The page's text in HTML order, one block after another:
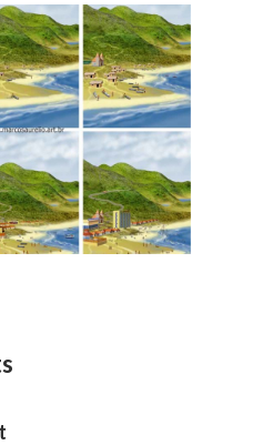
alterando a
1
Geografia